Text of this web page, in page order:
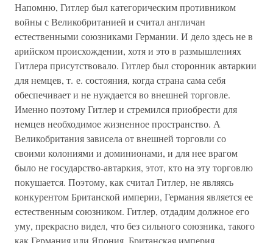
Напомню, Гитлер был категорическим противником
войны с Великобританией и считал англичан
естественными союзниками Германии. И дело здесь не в
арийском происхождении, хотя и это в размышлениях
Гитлера присутствовало. Гитлер был сторонник автаркии
для немцев, т. е. состояния, когда страна сама себя
обеспечивает и не нуждается во внешней торговле.
Именно поэтому Гитлер и стремился приобрести для
немцев необходимое жизненное пространство. А
Великобритания зависела от внешней торговли со
своими колониями и доминионами, и для нее врагом
было не государство-автаркия, этот, кто на эту торговлю
покушается. Поэтому, как считал Гитлер, не являясь
конкурентом Британской империи, Германия является ее
естественным союзником. Гитлер, отдадим должное его
уму, прекрасно видел, что без сильного союзника, такого
как Германия или Япония, Британская империя